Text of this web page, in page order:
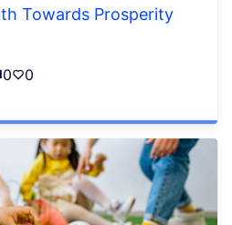
Towards Prosperity
0 0